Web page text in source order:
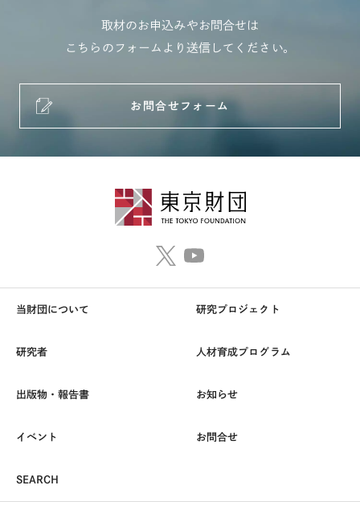
取材のお申込みやお問合せは
こちらのフォームより送信してください。
お問合せフォーム
当財団について 研究プロジェクト
研究者 人材育成プログラム
出版物・報告書 お知らせ
イベント お問合せ
SEARCH